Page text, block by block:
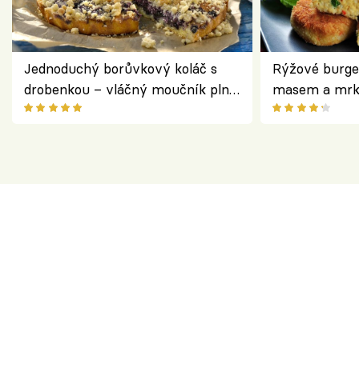
Jednoduchý borůvkový koláč s
drobenkou – vláčný moučník plný
ovoce
Rýžové
masem a
salátem –